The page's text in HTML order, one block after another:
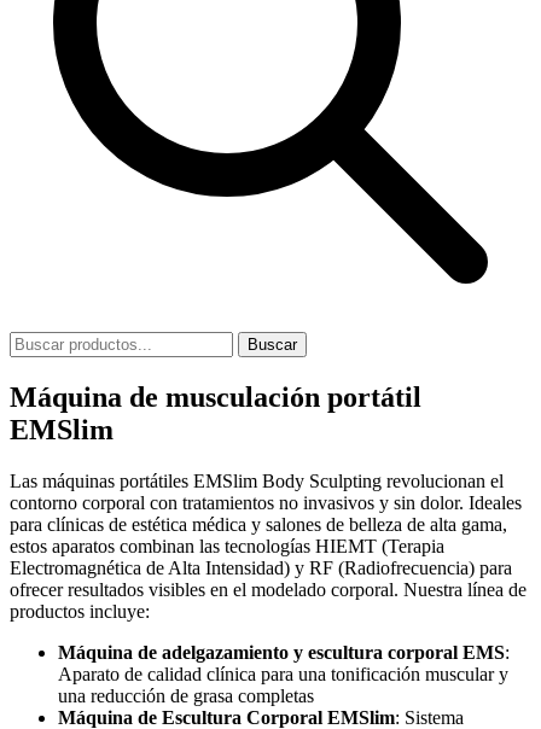
Buscar
Máquina de musculación portátil
EMSlim
Las máquinas portátiles EMSlim Body Sculpting revolucionan el
contorno corporal con tratamientos no invasivos y sin dolor. Ideales
para clínicas de estética médica y salones de belleza de alta gama,
estos aparatos combinan las tecnologías HIEMT (Terapia
Electromagnética de Alta Intensidad) y RF (Radiofrecuencia) para
ofrecer resultados visibles en el modelado corporal. Nuestra línea de
productos incluye:
Máquina de adelgazamiento y escultura corporal EMS:
Aparato de calidad clínica para una tonificación muscular y
una reducción de grasa completas
Máquina de Escultura Corporal EMSlim: Sistema